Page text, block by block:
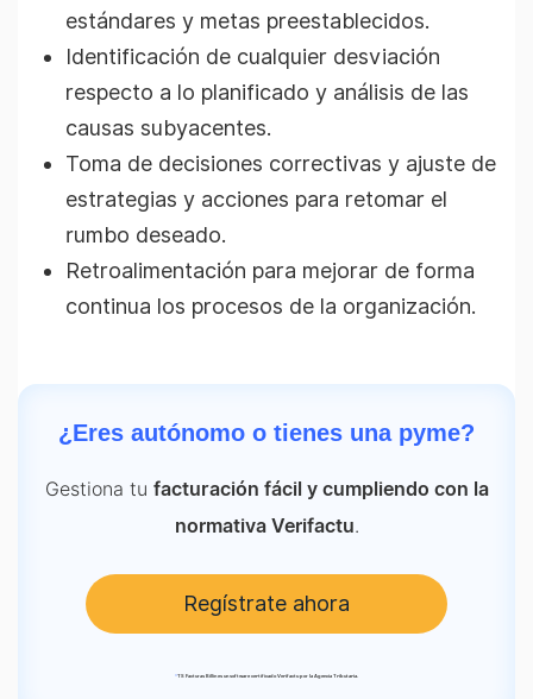
estándares y metas preestablecidos.
Identificación de cualquier desviación
respecto a lo planificado y análisis de las
causas subyacentes.
Toma de decisiones correctivas y ajuste de
estrategias y acciones para retomar el
rumbo deseado.
Retroalimentación para mejorar de forma
continua los procesos de la organización.
¿Eres autónomo o tienes una pyme?
Gestiona tu facturación fácil y cumpliendo con la
normativa Verifactu.
Regístrate ahora
*TS Facturas Billin es un software certificado Verifactu por la Agencia Tributaria.